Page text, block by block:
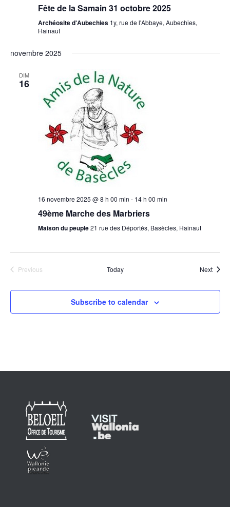
Fête de la Samain 31 octobre 2025
Archéosite d'Aubechies 1y, rue de l'Abbaye, Aubechies,
Hainaut
novembre 2025
DIM
16
16 novembre 2025 @ 8 h 00 min - 14 h 00 min
49ème Marche des Marbriers
Maison du peuple21 rue des Déportés, Basècles, Hainaut
Previous
Today Next
Subscribe to calendar